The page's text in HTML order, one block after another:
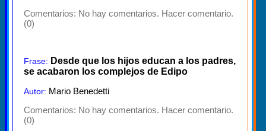
Comentarios: No hay comentarios. Hacer comentario.
(0)
Frase: Desde que los hijos educan a los padres,
se acabaron los complejos de Edipo
Autor: Mario Benedetti
Comentarios: No hay comentarios. Hacer comentario.
(0)